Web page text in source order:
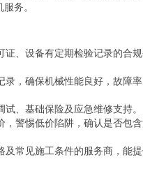
务。
证、设备有定期检验记录的合
录，确保机械性能良好，故障率
、基础保险及应急维修支持。
，警惕低价陷阱，确认是否包
及常见施工条件的服务商，能